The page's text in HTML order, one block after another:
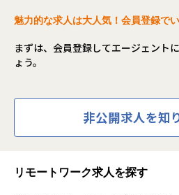
魅力的な求人は大人気！会員登録で
まずは、会員登録してエージェント
ょう。
非公開求人を知
リモートワーク求人を探す